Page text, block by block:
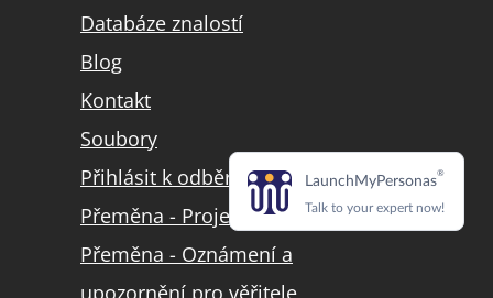
Databáze znalostí
Blog
Kontakt
Soubory
Přihlásit k odběru LinkedIn
Přeměna - Projekt přeměny
Přeměna - Oznámení a